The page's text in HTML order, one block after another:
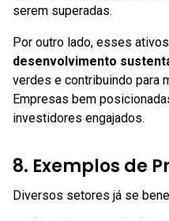
serem superadas.
Por outro lado, esses
desenvolvimento
verdes e contribuindo para
Empresas bem
investidores engajados.
8. Exemplos de
Diversos setores já se